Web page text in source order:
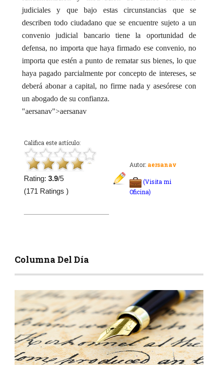
judiciales y que bajo estas circunstancias que se
describen todo ciudadano que se encuentre sujeto a un
convenio judicial bancario tiene la oportunidad de
defensa, no importa que haya firmado ese convenio, no
importa que estén a punto de rematar sus bienes, lo que
haya pagado parcialmente por concepto de intereses, se
deberá abonar a capital, no firme nada y asesórese con
un abogado de su confianza.
"aersanav">aersanav
Califica este artículo:
Rating: 3.9/5
(171 Ratings )
Autor: aersanav
(Visita mi
Oficina)
Columna Del Día